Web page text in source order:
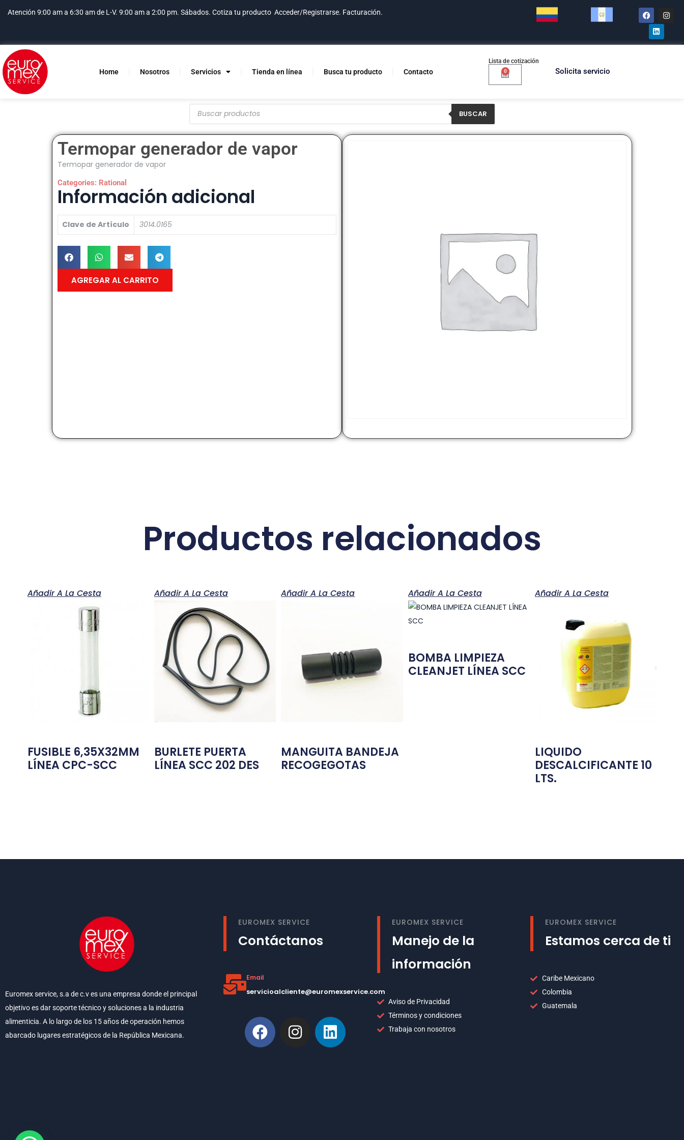
Atención 9:00 am a 6:30 am de L-V. 9:00 am a 2:00 pm. Sábados. Cotiza tu producto Acceder/Registrarse. Facturación.
Home Nosotros Servicios Tienda en línea Busca tu producto Contacto
Lista de cotización
0 Solicita servicio
BUSCAR
Termopar generador de vapor
Termopar generador de vapor
Categories: Rational
Información adicional
Clave de Artículo 3014.0165
AGREGAR AL CARRITO
Productos relacionados
Añadir A La Cesta
FUSIBLE 6,35X32MM
LÍNEA CPC-SCC
Añadir A La Cesta
BURLETE PUERTA
LÍNEA SCC 202 DES
Añadir A La Cesta
MANGUITA BANDEJA
RECOGEGOTAS
Añadir A La Cesta
BOMBA LIMPIEZA
CLEANJET LÍNEA SCC
Añadir A La Cesta
LIQUIDO
DESCALCIFICANTE 10
LTS.
Euromex service, s.a de c.v es una empresa donde el principal
objetivo es dar soporte técnico y soluciones a la industria
alimenticia. A lo largo de los 15 años de operación hemos
abarcado lugares estratégicos de la República Mexicana.
EUROMEX SERVICE
Contáctanos
Email
servicioalcliente@euromexservice.com
EUROMEX SERVICE
Manejo de la
información
Aviso de Privacidad
Términos y condiciones
Trabaja con nosotros
EUROMEX SERVICE
Estamos cerca de ti
Caribe Mexicano
Colombia
Guatemala